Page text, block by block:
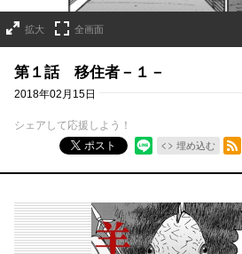
拡大 全画面
第１話 移住者－１－
2018年02月15日
シェアして応援しよう！
ポスト
埋め込む
RSSフィード